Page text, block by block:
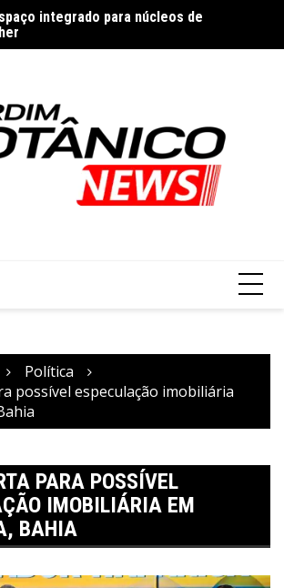
de marca concorrente em anúncios
Política
possível especulação imobiliária
PARA POSSÍVEL
IMOBILIÁRIA EM
BAHIA